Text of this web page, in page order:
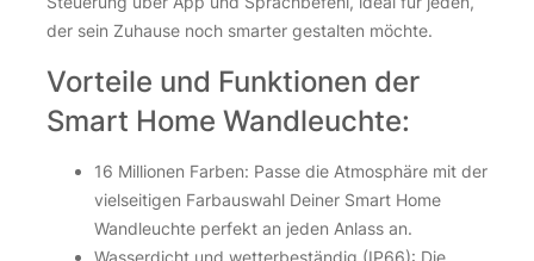
der sein Zuhause noch smarter gestalten möchte.
Vorteile und Funktionen der
Smart Home Wandleuchte:
16 Millionen Farben: Passe die Atmosphäre mit der
vielseitigen Farbauswahl Deiner Smart Home
Wandleuchte perfekt an jeden Anlass an.